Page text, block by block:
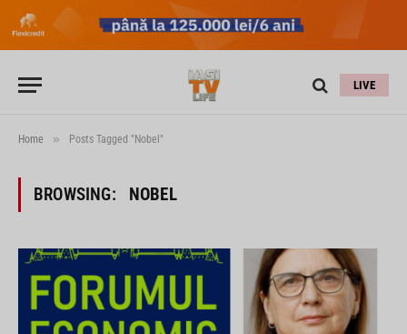
LIVE
Home » Posts Tagged "Nobel"
BROWSING: NOBEL